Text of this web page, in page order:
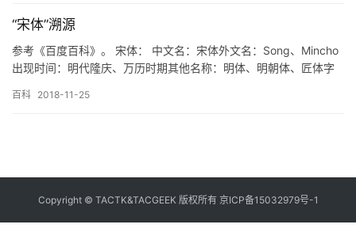
装
备
料
又凭什么“全家火葬…
“宋体”溯源
参考《百度百科》。 宋体： 中文名：宋体外文名：Song、Mincho
出现时间：明代隆庆、万历时期其他名称：明体、明朝体、匠体字
体。笔画有粗细变化，而且一般是横细竖粗，末端有装饰部分（即
百科 2018-11-25
Copyright © TACTK&TACGEEK 版权所有 京ICP备15032979号-1